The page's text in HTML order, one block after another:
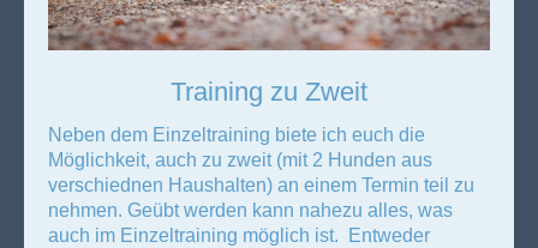
Training zu Zweit
Neben dem Einzeltraining biete ich euch die
Möglichkeit, auch zu zweit (mit 2 Hunden aus
verschiednen Haushalten) an einem Termin teil zu
nehmen. Geübt werden kann nahezu alles, was
auch im Einzeltraining möglich ist. Entweder